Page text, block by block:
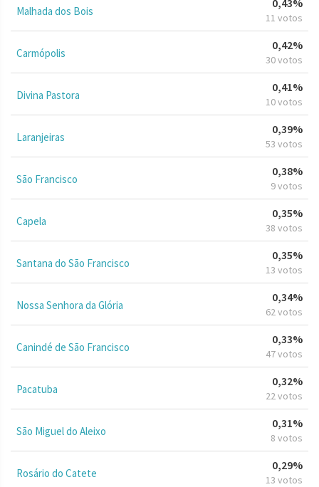
Malhada dos Bois 11 votos
Carmópolis
0,42%
30 votos
Divina Pastora
0,41%
10 votos
Laranjeiras
0,39%
53 votos
São Francisco
0,38%
9 votos
Capela
0,35%
38 votos
Santana do São Francisco
0,35%
13 votos
Nossa Senhora da Glória
0,34%
62 votos
Canindé de São Francisco
0,33%
47 votos
Pacatuba
0,32%
22 votos
São Miguel do Aleixo
0,31%
8 votos
Rosário do Catete
0,29%
13 votos